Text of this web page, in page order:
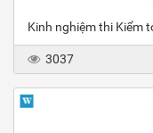
Kinh nghiệm thi Kiểm
3037